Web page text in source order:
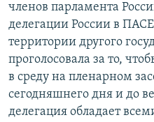
членов парламента
делегации России в
территории другого
проголосовала за то,
в среду на пленарном
сегодняшнего дня и до
делегация обладает